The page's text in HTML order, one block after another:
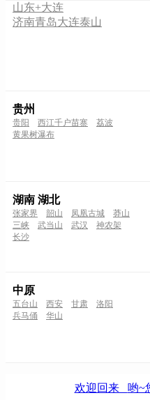
山东+大连
济南青岛大连泰山
贵州
贵阳 西江千户苗寨
荔波
黄果树瀑布
湖南 湖北
张家界 韶山 凤凰古城
莽山
三峡
武当山 武汉
神农架
长沙
中原
五台山 西安 甘肃
洛阳
兵马俑
华山
欢迎回来 哟~